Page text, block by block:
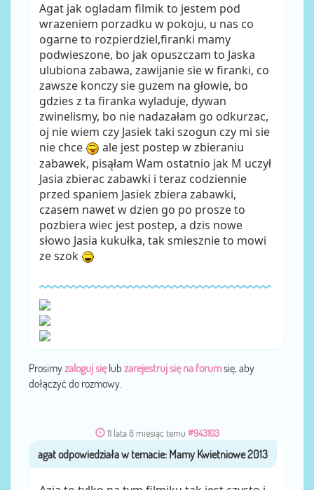
Agat jak ogladam filmik to jestem pod
wrazeniem porzadku w pokoju, u nas co
ogarne to rozpierdziel,firanki mamy
podwieszone, bo jak opuszczam to Jaska
ulubiona zabawa, zawijanie sie w firanki, co
zawsze konczy sie guzem na głowie, bo
gdzies z ta firanka wyladuje, dywan
zwinelismy, bo nie nadazałam go odkurzac,
oj nie wiem czy Jasiek taki szogun czy mi sie
nie chce
ale jest postep w zbieraniu
zabawek, pisąłam Wam ostatnio jak M uczył
Jasia zbierac zabawki i teraz codziennie
przed spaniem Jasiek zbiera zabawki,
czasem nawet w dzien go po prosze to
pozbiera wiec jest postep, a dzis nowe
słowo Jasia kukułka, tak smiesznie to mowi
ze szok
Prosimyzaloguj sięlub zarejestruj się na forumsię, aby
dołączyć do rozmowy.
11 lata 8 miesiąc temu #943103
przezagat